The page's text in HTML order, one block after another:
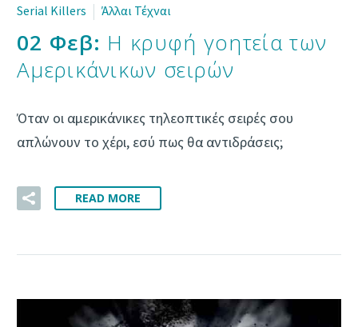
Serial Killers Άλλαι Τέχναι
02 Φεβ: Η κρυφή γοητεία των
Αμερικάνικων σειρών
Όταν οι αμερικάνικες τηλεοπτικές σειρές σου
απλώνουν το χέρι, εσύ πως θα αντιδράσεις;
READ MORE